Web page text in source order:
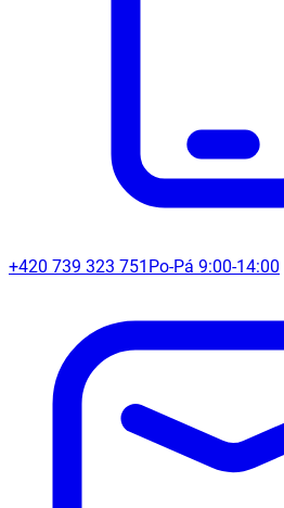
+420 739 323 751 Po-Pá 9:00-14:00